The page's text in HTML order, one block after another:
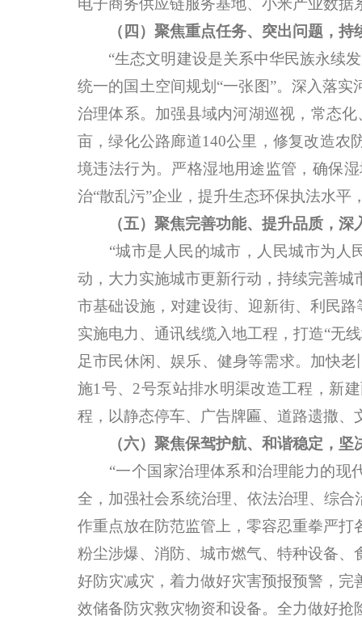
电子商务供应链服务基地、小米产业数据
（四）聚焦重点任务、突出问题，持
“生态文明建设是关系中华民族永续发
统一的国土空间规划“一张图”。深入落
治理体系。加强县域内河湖巡视，常态
亩，绿化公路廊道140公里，修复改造农
境违法行为。严格湿地用途监管，确保
治“散乱污”企业，提升生态环保执法水
（五）聚焦完善功能、提升品质，深
“城市是人民的城市，人民城市为人民
动，大力实施城市更新行动，持续完善
市基础设施，对建设街、迎新街、利民
实施电力、通讯线缆入地工程，打造“无
足市民休闲、娱乐、健身等需求。加快
施1号、2号泵站排水明渠改造工程，新
程，以静态停车、广告牌匾、道路遗撒
（六）聚焦保驾护航、和谐稳定，坚
“一个国家治理体系和治理能力的现代
全，加强社会系统治理、依法治理、综
作重点放在防范监管上，零容忍重拳严
粉尘涉爆、消防、城市燃气、特种设备
好防灾减灾，着力做好灾害预报预警，
效储备防灾救灾物资和设备。全力做好